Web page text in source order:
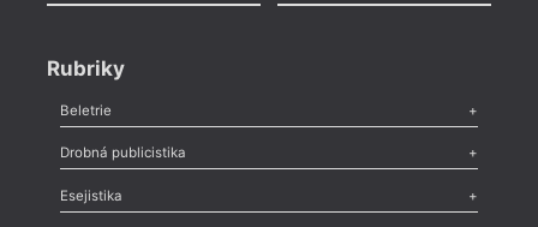
Rubriky
Beletrie
Poezie,Próza,Dokumenty
Drobná publicistika
Odlesk
Nekrolog,Glosa,Sloupek,Pozvánka,Literární soutěž,
Esejistika